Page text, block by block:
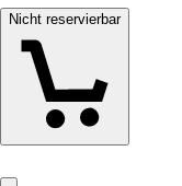
Nicht reservierbar